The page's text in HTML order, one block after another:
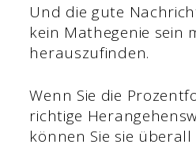
Und die gute
kein Mathegenie sein
herauszufinden.
Wenn Sie die
richtige
können Sie sie